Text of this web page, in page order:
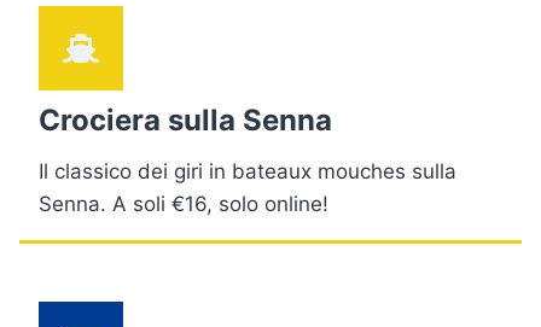
Crociera sulla Senna
Il classico dei giri in bateaux mouches sulla
Senna. A soli €16, solo online!